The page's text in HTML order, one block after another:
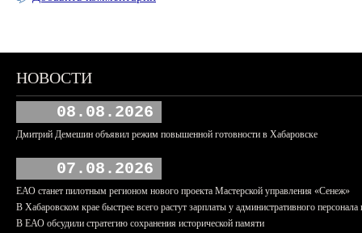
НОВОСТИ
08.08.2026
Дмитрий Демешин объявил режим повышенной готовности в Хабаровске
07.08.2026
ЕАО станет пилотным регионом нового проекта Мастерской управления «Сенеж»
В Хабаровском крае быстрее всего растут зарплаты у административного персонала
В ЕАО обсудили стратегию сохранения исторической памяти